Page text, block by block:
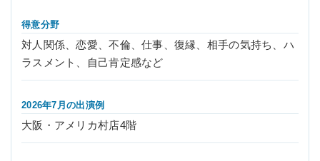
得意分野
対人関係、恋愛、不倫、仕事、復縁、相手の気持ち、ハ
ラスメント、自己肯定感など
2026年7月の出演例
大阪・アメリカ村店4階